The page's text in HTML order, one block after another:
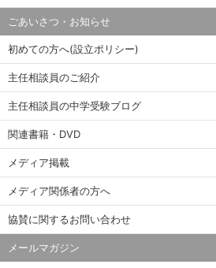
ごあいさつ・お知らせ
初めての方へ(設立ポリシー)
主任相談員のご紹介
主任相談員の中学受験ブログ
関連書籍・DVD
メディア掲載
メディア関係者の方へ
協賛に関するお問い合わせ
メールマガジン